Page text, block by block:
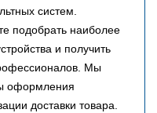
систем.
подобрать наиболее
и получить
Мы
оформления
доставки товара.